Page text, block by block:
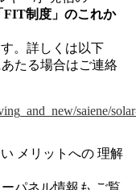
FIT制度」のこれか
。詳しくは以下
たる場合はご連絡
saiene/
メリットへの 理解